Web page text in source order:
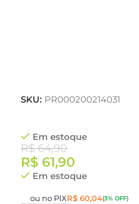
SKU: PR000200214031
Em estoque
R$64,90
R$ 61,90
Em estoque
ou no PIXR$ 60,04(3% OFF)